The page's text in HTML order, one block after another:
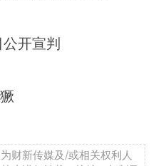
开宣判
财新传媒及/或相关权利人